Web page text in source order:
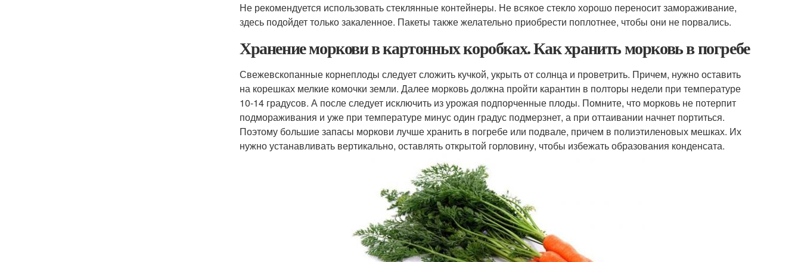
Не рекомендуется использовать стеклянные контейнеры. Не всякое стекло хорошо переносит замораживание,
здесь подойдет только закаленное. Пакеты также желательно приобрести поплотнее, чтобы они не порвались.
Хранение моркови в картонных коробках. Как хранить морковь в погребе
Свежевскопанные корнеплоды следует сложить кучкой, укрыть от солнца и проветрить. Причем, нужно оставить
на корешках мелкие комочки земли. Далее морковь должна пройти карантин в полторы недели при температуре
10-14 градусов. А после следует исключить из урожая подпорченные плоды. Помните, что морковь не потерпит
подмораживания и уже при температуре минус один градус подмерзнет, а при оттаивании начнет портиться.
Поэтому большие запасы моркови лучше хранить в погребе или подвале, причем в полиэтиленовых мешках. Их
нужно устанавливать вертикально, оставлять открытой горловину, чтобы избежать образования конденсата.